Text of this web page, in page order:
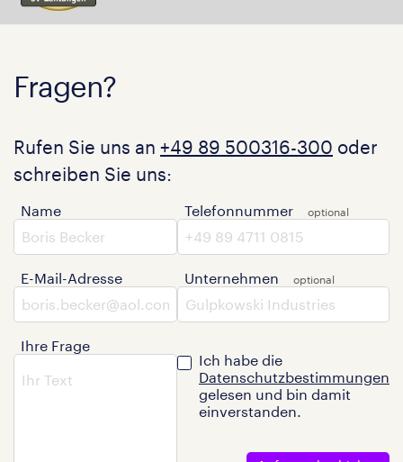
Fragen?
Rufen Sie uns an +49 89 500316-300 oder
schreiben Sie uns:
Name
E-Mail-Adresse
Ihre Frage
Telefonnummer
Unternehmen
Ich habe die
Datenschutzbestimmungen
gelesen und bin damit
einverstanden.